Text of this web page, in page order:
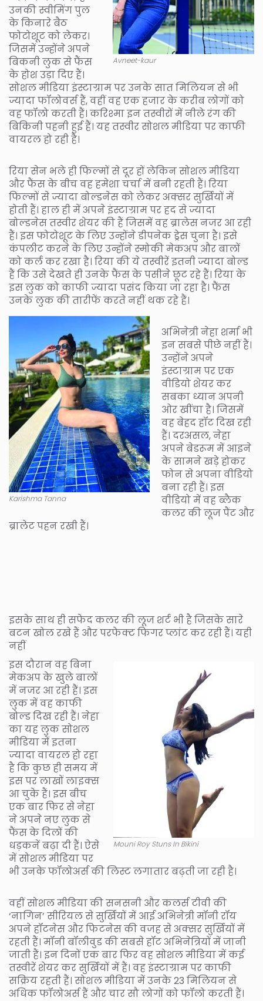
Avneet-kaur
उनकी स्वीमिंग पुल
के किनारे बैठ
फोटोशूट को लेकर।
जिसमें उन्होंने अपने
बिकनी लुक से फैंस
के होश उड़ा दिए हैं।
सोशल मीडिया इंस्टाग्राम पर उनके सात मिलियन से भी
ज्यादा फॉलोवर्स हैं, वहीं वह एक हजार के करीब लोगों को
वह फॉलो करती हैं। करिश्मा इन तस्वीरों में नीले रंग की
बिकिनी पहनी हुई हैं। यह तस्वीर सोशल मीडिया पर काफी
वायरल हो रही है।
रिया सेन भले ही फिल्मों से दूर हों लेकिन सोशल मीडिया
और फैंस के बीच वह हमेशा चर्चा में बनी रहती हैं। रिया
फिल्मों से ज्यादा बोल्डनेस को लेकर अक्सर सुर्खियों में
होती हैं। हाल ही में अपने इंस्टाग्राम पर हद से ज्यादा
बोल्डनेस तस्वीर शेयर की हैं जिसमें वह ब्रालेस नजर आ रही
हैं। इस फोटोशूट के लिए उन्होंने डीपनेक ड्रेस चुना है। इसे
कंपलीट करने के लिए उन्होंने स्मोकी मेकअप और बालों
को कर्ल कर रखा है। रिया की ये तस्वीरें इतनी ज्यादा बोल्ड
हैं कि उसे देखते ही उनके फैंस के पसीने छूट रहे हैं। रिया के
इस लुक को काफी ज्यादा पसंद किया जा रहा है। फैंस
उनके लुक की तारीफें करते नहीं थक रहे हैं।
Karishma Tanna
अभिनेत्री नेहा शर्मा भी
इन सबसे पीछे नहीं हैं।
उन्होंने अपने
इंस्टाग्राम पर एक
वीडियो शेयर कर
सबका ध्यान अपनी
ओर खींचा है। जिसमें
वह बेहद हॉट दिख रही
हैं। दरअसल, नेहा
अपने बेडरूम में आइने
के सामने खड़े होकर
फोन से अपना वीडियो
बना रही हैं। इस
वीडियो में वह ब्लैक
कलर की लूज पैंट और
ब्रालेट पहन रखी हैं।
इसके साथ ही सफेद कलर की लूज शर्ट भी है जिसके सारे
बटन खोल रखे हैं और परफेक्ट फिगर प्लांट कर रही हैं। यही
नहीं
Mouni Roy Stuns In Bikini
इस दौरान वह बिना
मेकअप के खुले बालों
में नजर आ रही हैं। इस
लुक में वह काफी
बोल्ड दिख रही हैं। नेहा
का यह लुक सोशल
मीडिया में इतना
ज्यादा वायरल हो रहा
है कि कुछ ही समय में
इस पर लाखों लाइक्स
आ चुके हैं। इस बीच
एक बार फिर से नेहा
ने अपने नए लुक से
फैंस के दिलों की
धड़कनें बढ़ा दी हैं। ऐसे
में सोशल मीडिया पर
भी उनके फॉलोअर्स की लिस्ट लगातार बढ़ती जा रही है।
वहीं सोशल मीडिया की सनसनी और कलर्स टीवी की
‘नागिन’ सीरियल से सुर्खियों में आई अभिनेत्री मॉनी रॉय
अपने हॉटनेस और फिटनेस की वजह से अक्सर सुर्खियों में
रहती हैं। मॉनी बॉलीवुड की सबसे हॉट अभिनेत्रियों में जानी
जाती हैं। इन दिनों एक बार फिर वह सोशल मीडिया में कई
तस्वीरें शेयर कर सुर्खियों में हैं। वह इंस्टाग्राम पर काफी
सक्रिय रहती हैं। सोशल मीडिया में उनके 23 मिलियन से
अधिक फॉलोअर्स हैं और चार सौ लोगों को फॉलो करती हैं।